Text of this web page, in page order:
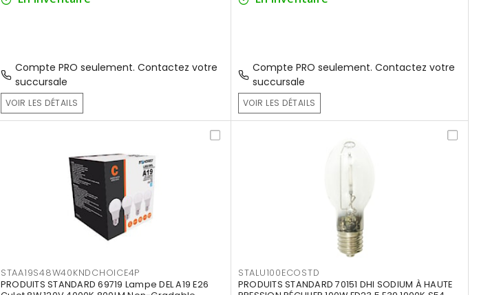
Compte PRO seulement. Contactez votre
succursale
VOIR LES DÉTAILS
Compte PRO seulement. Contactez votre
succursale
VOIR LES DÉTAILS
STAA19S48W40KNDCHOICE4P
PRODUITS STANDARD 69719 Lampe DEL A19 E26
STALU100ECOSTD
PRODUITS STANDARD 70151 DHI SODIUM À HAUTE